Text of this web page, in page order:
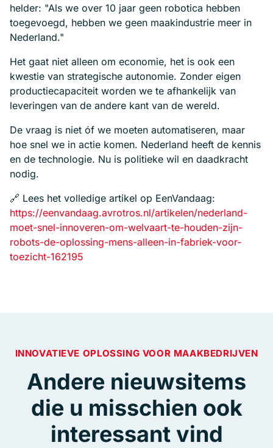
helder: "Als we over 10 jaar geen robotica hebben
toegevoegd, hebben we geen maakindustrie meer in
Nederland."
Het gaat niet alleen om economie, het is ook een
kwestie van strategische autonomie. Zonder eigen
productiecapaciteit worden we te afhankelijk van
leveringen van de andere kant van de wereld.
De vraag is niet óf we moeten automatiseren, maar
hoe snel we in actie komen. Nederland heeft de kennis
en de technologie. Nu is politieke wil en daadkracht
nodig.
🔗 Lees het volledige artikel op EenVandaag:
https://eenvandaag.avrotros.nl/artikelen/nederland-
moet-snel-innoveren-om-welvaart-te-houden-zijn-
robots-de-oplossing-mens-alleen-in-fabriek-voor-
toezicht-162195
INNOVATIEVE OPLOSSING VOOR MAAKBEDRIJVEN
Andere nieuwsitems
die u misschien ook
interessant vind